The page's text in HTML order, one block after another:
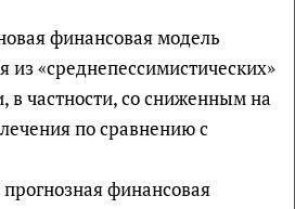
финансовая модель
из «среднепессимистических»
частности, со сниженным на
по сравнению с
финансовая